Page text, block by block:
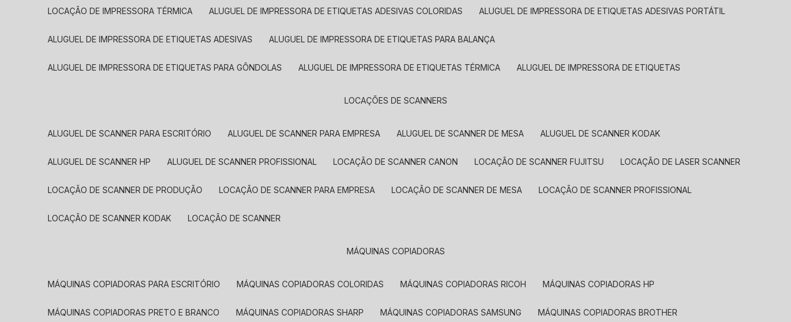
LOCAÇÃO DE IMPRESSORA TÉRMICA ALUGUEL DE IMPRESSORA DE ETIQUETAS ADESIVAS COLORIDAS ALUGUEL DE IMPRESSORA DE ETIQUETAS ADESIVAS PORTÁTIL
ALUGUEL DE IMPRESSORA DE ETIQUETAS ADESIVAS ALUGUEL DE IMPRESSORA DE ETIQUETAS PARA BALANÇA
ALUGUEL DE IMPRESSORA DE ETIQUETAS PARA GÔNDOLAS ALUGUEL DE IMPRESSORA DE ETIQUETAS TÉRMICA ALUGUEL DE IMPRESSORA DE ETIQUETAS
LOCAÇÕES DE SCANNERS
ALUGUEL DE SCANNER PARA ESCRITÓRIO ALUGUEL DE SCANNER PARA EMPRESA ALUGUEL DE SCANNER DE MESA ALUGUEL DE SCANNER KODAK
ALUGUEL DE SCANNER HP ALUGUEL DE SCANNER PROFISSIONAL LOCAÇÃO DE SCANNER CANON LOCAÇÃO DE SCANNER FUJITSU LOCAÇÃO DE LASER SCANNER
LOCAÇÃO DE SCANNER DE PRODUÇÃO LOCAÇÃO DE SCANNER PARA EMPRESA LOCAÇÃO DE SCANNER DE MESA LOCAÇÃO DE SCANNER PROFISSIONAL
LOCAÇÃO DE SCANNER KODAK LOCAÇÃO DE SCANNER
MÁQUINAS COPIADORAS
MÁQUINAS COPIADORAS PARA ESCRITÓRIO MÁQUINAS COPIADORAS COLORIDAS MÁQUINAS COPIADORAS RICOH MÁQUINAS COPIADORAS HP
MÁQUINAS COPIADORAS PRETO E BRANCO MÁQUINAS COPIADORAS SHARP MÁQUINAS COPIADORAS SAMSUNG MÁQUINAS COPIADORAS BROTHER